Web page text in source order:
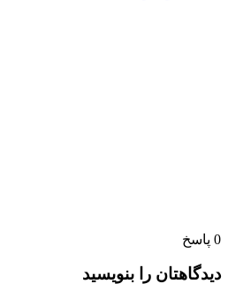
0 پاسخ
دیدگاهتان را بنویسید